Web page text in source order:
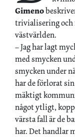
Gimeno
trivialisering och
västvärlden.
– Jag har lagt
med smycken
smycken under
har de förlorat
mäktigt
något ytligt,
värsta fall är de
har. Det handlar